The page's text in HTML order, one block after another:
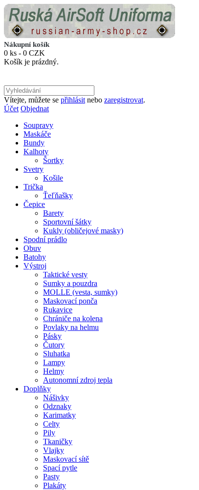
Nákupní košík
0 ks - 0 CZK
Košík je prázdný.
Vítejte, můžete se přihlásit nebo zaregistrovat.
Účet Objednat
Soupravy
Maskáče
Bundy
Kalhoty
Šortky
Svetry
Košile
Trička
Ťeľňašky
Čepice
Barety
Sportovní šátky
Kukly (obličejové masky)
Spodní prádlo
Obuv
Batohy
Výstroj
Taktické vesty
Sumky a pouzdra
MOLLE (vesta, sumky)
Maskovací ponča
Rukavice
Chrániče na kolena
Povlaky na helmu
Pásky
Čutory
Sluhatka
Lampy
Helmy
Autonomní zdroj tepla
Doplňky
Nášivky
Odznaky
Karimatky
Celty
Pily
Tkaničky
Vlajky
Maskovací sítě
Spací pytle
Pasty
Plakáty